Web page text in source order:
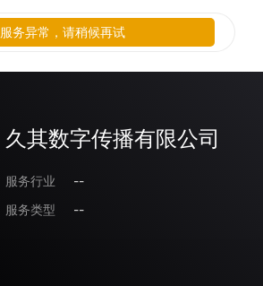
久其数字传播有限公司
服务行业
--
服务类型
--
服务异常，请稍候再试